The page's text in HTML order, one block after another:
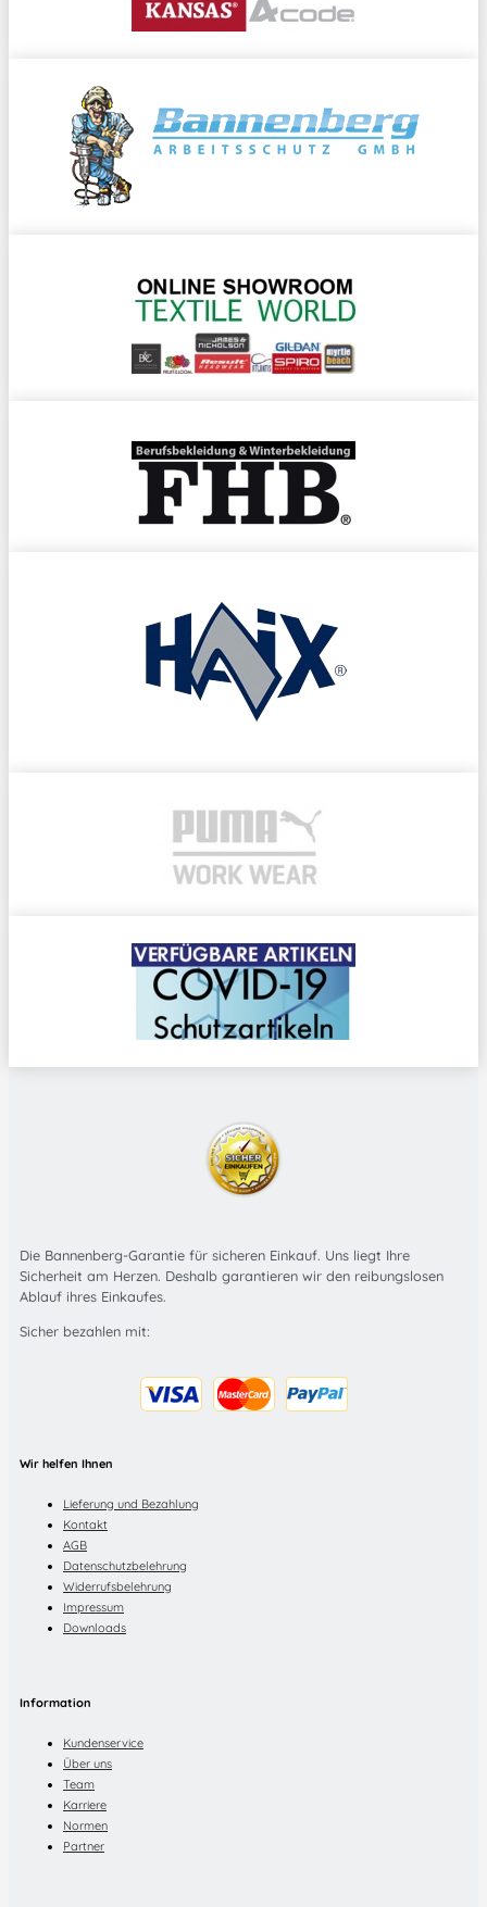
Die Bannenberg-Garantie für sicheren Einkauf. Uns liegt Ihre
Sicherheit am Herzen. Deshalb garantieren wir den reibungslosen
Ablauf ihres Einkaufes.
Sicher bezahlen mit:
Wir helfen Ihnen
Lieferung und Bezahlung
Kontakt
AGB
Datenschutzbelehrung
Widerrufsbelehrung
Impressum
Downloads
Information
Kundenservice
Über uns
Team
Karriere
Normen
Partner